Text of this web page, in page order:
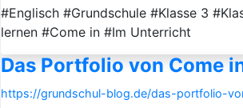
#Englisch #Grundschule #Klasse 3
lernen #Come in #Im Unterricht
Das Portfolio von Come
https://grundschul-blog.de/das-portfolio-